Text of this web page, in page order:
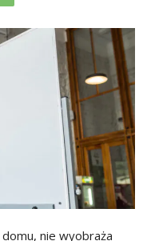
nie wyobraża